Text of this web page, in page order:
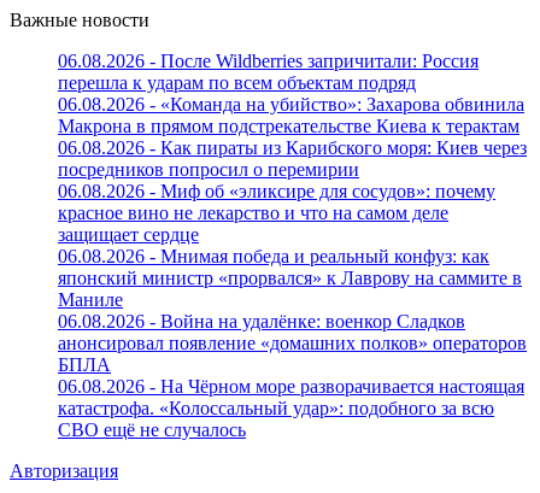
Важные новости
06.08.2026 - После Wildberries запричитали: Россия
перешла к ударам по всем объектам подряд
06.08.2026 - «Команда на убийство»: Захарова обвинила
Макрона в прямом подстрекательстве Киева к терактам
06.08.2026 - Как пираты из Карибского моря: Киев через
посредников попросил о перемирии
06.08.2026 - Миф об «эликсире для сосудов»: почему
красное вино не лекарство и что на самом деле
защищает сердце
06.08.2026 - Мнимая победа и реальный конфуз: как
японский министр «прорвался» к Лаврову на саммите в
Маниле
06.08.2026 - Война на удалёнке: военкор Сладков
анонсировал появление «домашних полков» операторов
БПЛА
06.08.2026 - На Чёрном море разворачивается настоящая
катастрофа. «Колоссальный удар»: подобного за всю
СВО ещё не случалось
Авторизация